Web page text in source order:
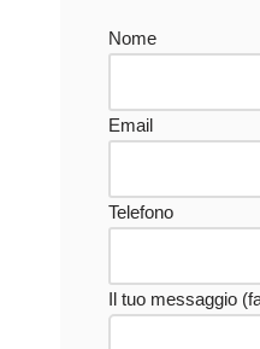
Nome
Email
Telefono
Il tuo messaggio